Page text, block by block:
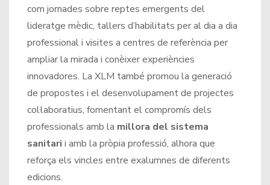
com jornades sobre reptes emergents del
lideratge mèdic, tallers d’habilitats per al dia a dia
professional i visites a centres de referència per
ampliar la mirada i conèixer experiències
innovadores. La XLM també promou la generació
de propostes i el desenvolupament de projectes
col·laboratius, fomentant el compromís dels
professionals amb la millora del sistema
sanitari i amb la pròpia professió, alhora que
reforça els vincles entre exalumnes de diferents
edicions.